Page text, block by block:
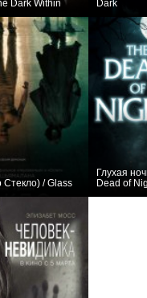
Dark Within
Dark
/ Glass
Глухая
Dead of